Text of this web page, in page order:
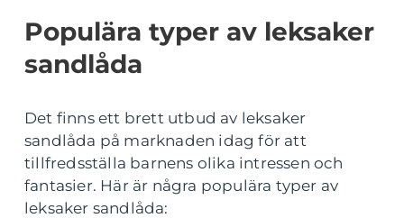
Populära typer av leksaker
sandlåda
Det finns ett brett utbud av leksaker
sandlåda på marknaden idag för att
tillfredsställa barnens olika intressen och
fantasier. Här är några populära typer av
leksaker sandlåda: